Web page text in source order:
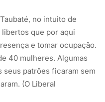
no intuito de
que por aqui
e tomar ocupação.
40 mulheres. Algumas
seus patrões ficaram sem
(O Liberal